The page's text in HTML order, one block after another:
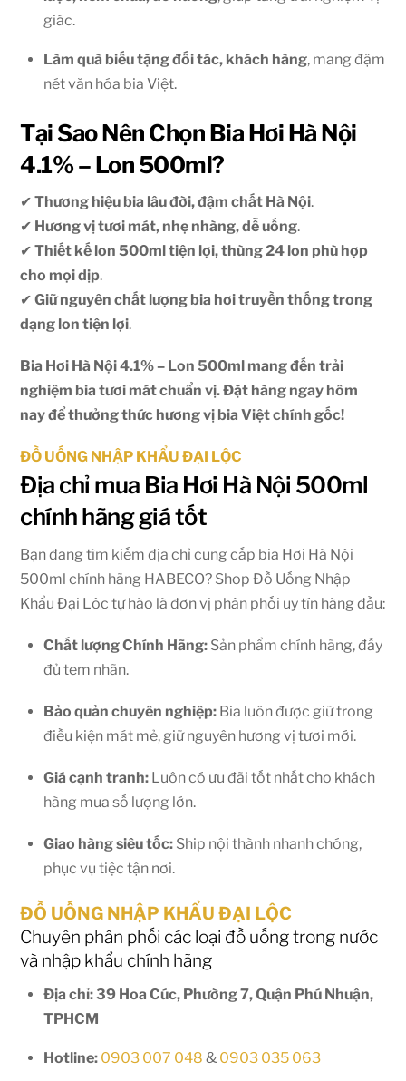
giác.
Làm quà biếu tặng đối tác, khách hàng, mang đậm
nét văn hóa bia Việt.
Tại Sao Nên Chọn Bia Hơi Hà Nội
4.1% – Lon 500ml?
✔Thương hiệu bia lâu đời, đậm chất Hà Nội.
✔ Hương vị tươi mát, nhẹ nhàng, dễ uống.
✔Thiết kế lon 500ml tiện lợi, thùng 24 lon phù hợp
cho mọi dịp.
✔Giữ nguyên chất lượng bia hơi truyền thống trong
dạng lon tiện lợi.
Bia Hơi Hà Nội 4.1% – Lon 500ml mang đến trải
nghiệm bia tươi mát chuẩn vị. Đặt hàng ngay hôm
nay để thưởng thức hương vị bia Việt chính gốc!
ĐỒ UỐNG NHẬP KHẨU ĐẠI LỘC
Địa chỉ mua Bia Hơi Hà Nội 500ml
chính hãng giá tốt
Bạn đang tìm kiếm địa chỉ cung cấp bia Hơi Hà Nội
500ml chính hãng HABECO? Shop Đồ Uống Nhập
Khẩu Đại Lôc tự hào là đơn vị phân phối uy tín hàng đầu:
Chất lượng Chính Hãng: Sản phẩm chính hãng, đầy
đủ tem nhãn.
Bảo quản chuyên nghiệp: Bia luôn được giữ trong
điều kiện mát mẻ, giữ nguyên hương vị tươi mới.
Giá cạnh tranh: Luôn có ưu đãi tốt nhất cho khách
hàng mua số lượng lớn.
Giao hàng siêu tốc: Ship nội thành nhanh chóng,
phục vụ tiệc tận nơi.
ĐỒ UỐNG NHẬP KHẨU ĐẠI LỘC
Chuyên phân phối các loại đồ uống trong nước
và nhập khẩu chính hãng
Địa chỉ: 39 Hoa Cúc, Phường 7, Quận Phú Nhuận,
TPHCM
Hotline: 0903 007 048 & 0903 035 063